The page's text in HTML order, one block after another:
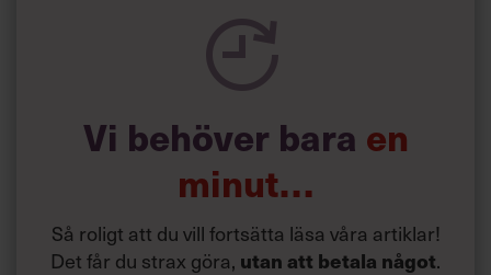
Vi behöver bara en
minut…
Så roligt att du vill fortsätta läsa våra artiklar!
Det får du strax göra, utan att betala något.